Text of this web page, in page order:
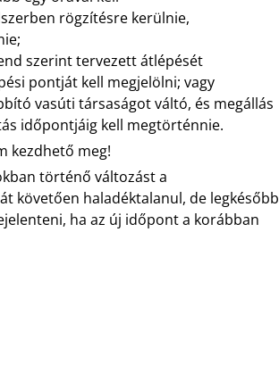
rögzítésre kerülnie,
szerint tervezett átlépését
pontját kell megjelölni; vagy
vasúti társaságot váltó, és megállás
időpontjáig kell megtörténnie.
kezdhető meg!
történő változást a
követően haladéktalanul, de legkésőbb
ha az új időpont a korábban